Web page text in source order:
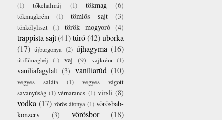
(1)
tőkehalmáj (1) tökmag (6)
tökmagkrém (1) tömlős sajt (3)
tönkölyliszt (1) török mogyoró (4)
trappista sajt(41)túró(42)uborka
(17) újburgonya (2) újhagyma (16)
útifűmaghéj (1) vaj (9) vajkrém (1)
vaníliafagylalt (3) vaníliarúd (10)
vegyes saláta (1)
vegyes vágott
savanyúság (1) vérnarancs (1) virsli (8)
vodka (17) vörös áfonya (1) vörösbab-
konzerv
(3) vörösbor (18)